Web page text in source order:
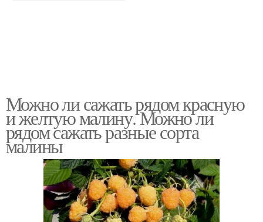
Можно ли сажать рядом красную
и желтую малину. Можно ли
рядом сажать разные сорта
малины